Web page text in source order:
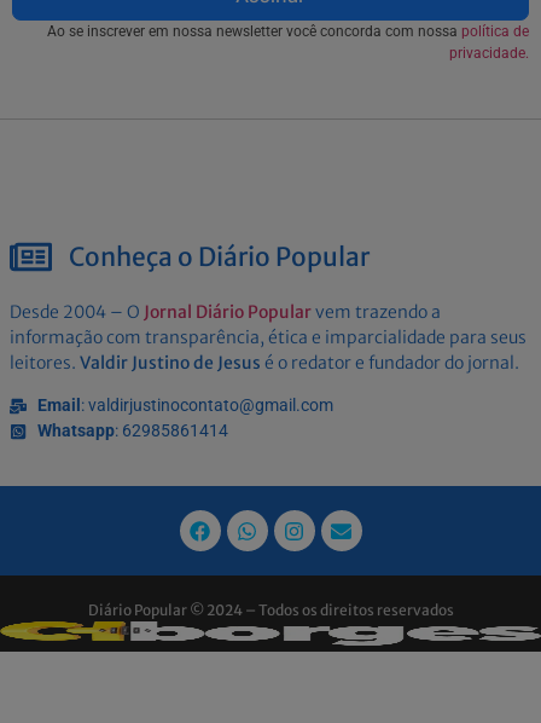
Ao se inscrever em nossa newsletter você concorda com nossa política de
privacidade.
Conheça o Diário Popular
Desde 2004 – O Jornal Diário Popularvem trazendo a
informação com transparência, ética e imparcialidade para seus
leitores. Valdir Justino de Jesus é o redator e fundador do jornal.
Email : valdirjustinocontato@gmail.com
Whatsapp: 62985861414
Diário Popular © 2024 – Todos os direitos reservados